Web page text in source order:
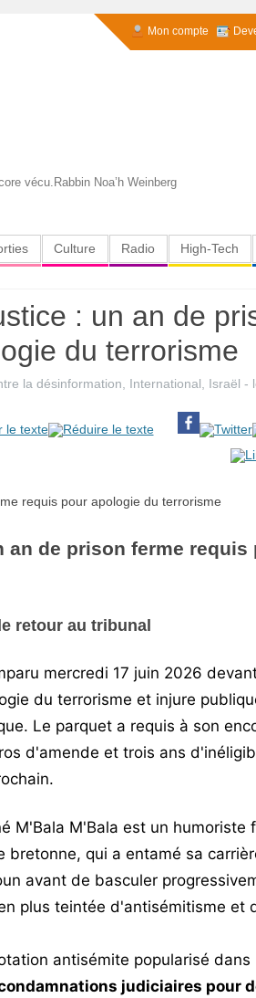
Mon compte
vécu.Rabbin Noa’h Weinberg
Culture Radio High-Tech
: un an de
du terrorisme
la désinformation International Israël -
an de prison ferme requis
retour au tribunal
mercredi 17 juin 2026
du terrorisme et injure
Le parquet a requis à son
d'amende et trois ans
M'Bala M'Bala est un humoriste
qui a entamé sa
avant de basculer
plus teintée d'antisémitisme et
antisémite popularisé dans
judiciaires pour